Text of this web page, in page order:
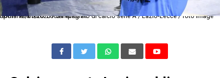
Roma 12/05/2023 - campionato di calcio serie A / Lazio-Lecce / foto Image Sport nella foto: Luca Pellegrini